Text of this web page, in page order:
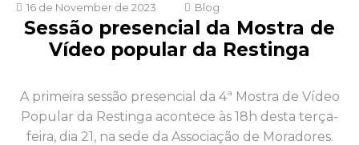
16 de November de 2023 Blog
Sessão presencial da Mostra de
Vídeo popular da Restinga
A primeira sessão presencial da 4ª Mostra de Vídeo
Popular da Restinga acontece às 18h desta terça-
feira, dia 21, na sede da Associação de Moradores.